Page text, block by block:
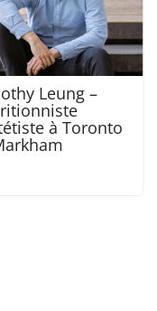
Pagotto -
à Ottawa